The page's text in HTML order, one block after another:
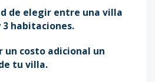
de elegir entre una villa
habitaciones.
un costo adicional un
tu villa.